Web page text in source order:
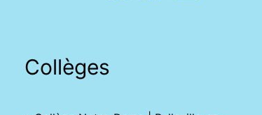
Collèges